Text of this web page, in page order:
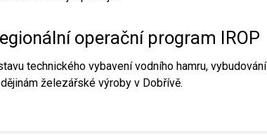
operační program IROP
technického vybavení vodního hamru, vybudování
železářské výroby v Dobřívě.